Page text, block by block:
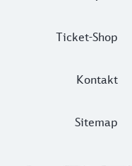
Ticket-Shop
Kontakt
Sitemap